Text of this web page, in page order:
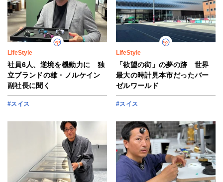
LifeStyle
社員6人、逆境を機動力に 独
立ブランドの雄・ノルケイン
副社長に聞く
#スイス
LifeStyle
「欲望の街」の夢の跡 世界
最大の時計見本市だったバー
ゼルワールド
#スイス